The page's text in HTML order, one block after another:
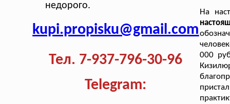
недорого.
kupi.propisku@gmail.com
Тел. 7-937-796-30-96
Telegram:
На
000